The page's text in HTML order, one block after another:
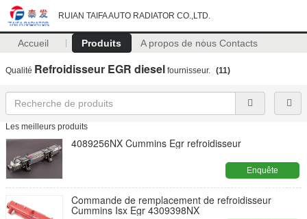
RUIAN TAIFA AUTO RADIATOR CO.,LTD.
Accueil Produits A propos de nous Contacts
Qualité Refroidisseur EGR diesel fournisseur. (11)
Les meilleurs produits
4089256NX Cummins Egr refroidisseur
Enquête
maintenant
Commande de remplacement de refroidisseur
Cummins Isx Egr 4309398NX